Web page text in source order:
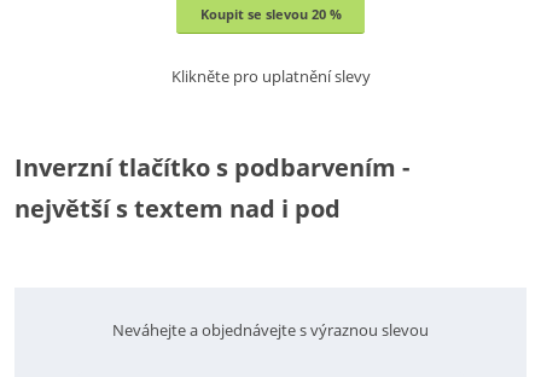
Koupit se slevou 20 %
Klikněte pro uplatnění slevy
Inverzní tlačítko s podbarvením -
největší s textem nad i pod
Neváhejte a objednávejte s výraznou slevou